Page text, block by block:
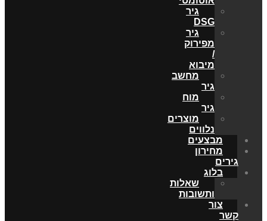
גיר
DSG
גיר
מפירוק
/
מיבוא
מחשב
גיר
מוח
גיר
מוצרים
נלווים
מבצעים
מחירון
גירים
בלוג
שאלות
ותשובות
צור
קשר